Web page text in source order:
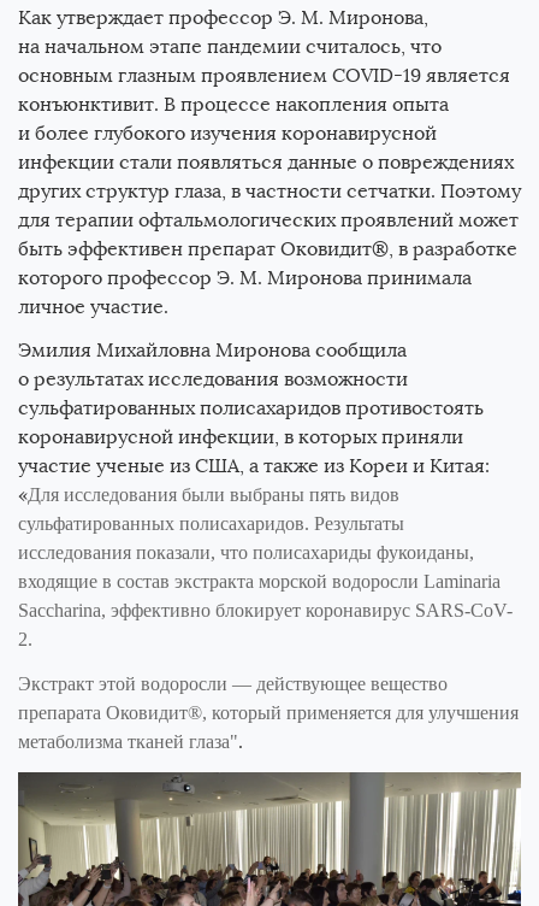
Как утверждает профессор Э. М. Миронова,
на начальном этапе пандемии считалось, что
основным глазным проявлением COVID-19 является
конъюнктивит. В процессе накопления опыта
и более глубокого изучения коронавирусной
инфекции стали появляться данные о повреждениях
других структур глаза, в частности сетчатки. Поэтому
для терапии офтальмологических проявлений может
быть эффективен препарат Оковидит®, в разработке
которого профессор Э. М. Миронова принимала
личное участие.
Эмилия Михайловна Миронова сообщила
о результатах исследования возможности
сульфатированных полисахаридов противостоять
коронавирусной инфекции, в которых приняли
участие ученые из США, а также из Кореи и Китая:
«Для исследования были выбраны пять видов
сульфатированных полисахаридов. Результаты
исследования показали, что полисахариды фукоиданы,
входящие в состав экстракта морской водоросли Laminaria
Saccharina, эффективно блокирует коронавирус SARS-CoV-
2.
Экстракт этой водоросли — действующее вещество
препарата Оковидит®, который применяется для улучшения
метаболизма тканей глаза".